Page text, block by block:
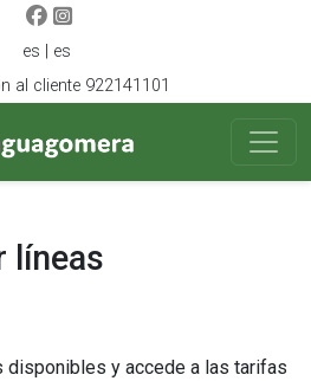
es | es
al cliente 922141101
líneas
disponibles y accede a las tarifas